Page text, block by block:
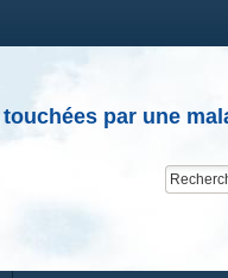
par une